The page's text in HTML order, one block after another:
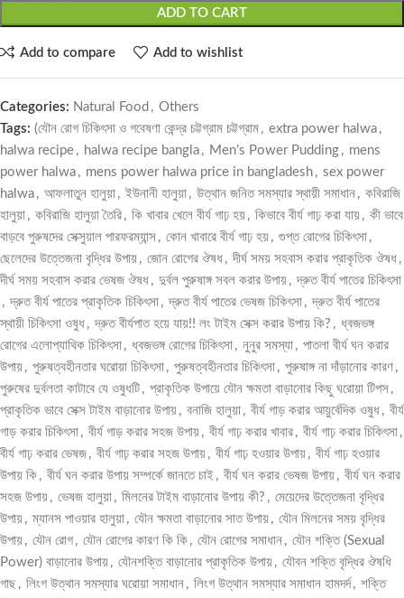
ADD TO CART
Add to compare Add to wishlist
Categories: Natural Food , Others
Tags: (যৌন রোগ চিকিৎসা ও গবেষণা কেন্দ্র চট্টগ্রাম চট্টগ্রাম , extra power halwa ,
halwa recipe , halwa recipe bangla , Men’s Power Pudding , mens
power halwa , mens power halwa price in bangladesh , sex power
halwa , আফলাতুন হালুয়া , ইউনানী হালুয়া , উত্থান জনিত সমস্যার স্থায়ী সমাধান , কবিরাজি
হালুয়া , কবিরাজি হালুয়া তৈরি , কি খাবার খেলে বীর্য গাঢ় হয় , কিভাবে বীর্য গাঢ় করা যায় , কী ভাবে
বাড়বে পুরুষদের সেক্সুয়াল পারফরম্যান্স , কোন খাবারে বীর্য গাঢ় হয় , গুপ্ত রোগের চিকিৎসা ,
ছেলেদের উত্তেজনা বৃদ্ধির উপায় , জোন রোগের ঔষধ , দীর্ঘ সময় সহবাস করার প্রাকৃতিক ঔষধ ,
দীর্ঘ সময় সহবাস করার ভেষজ ঔষধ , দুর্বল পুরুষাঙ্গ সবল করার উপায় , দ্রুত বীর্য পাতের চিকিৎসা
, দ্রুত বীর্য পাতের প্রাকৃতিক চিকিৎসা , দ্রুত বীর্য পাতের ভেষজ চিকিৎসা , দ্রুত বীর্য পাতের
স্থায়ী চিকিৎসা ওষুধ , দ্রুত বীর্যপাত হয়ে যায়!! লং টাইম সেক্স করার উপায় কি? , ধ্বজভঙ্গ
রোগের এলোপ্যাথিক চিকিৎসা , ধ্বজভঙ্গ রোগের চিকিৎসা , নুনুর সমস্যা , পাতলা বীর্য ঘন করার
উপায় , পুরুষত্বহীনতার ঘরোয়া চিকিৎসা , পুরুষত্বহীনতার চিকিৎসা , পুরুষাঙ্গ না দাঁড়ানোর কারণ ,
পুরুষের দুর্বলতা কাটাবে যে ওষুধটি , প্রাকৃতিক উপায়ে যৌন ক্ষমতা বাড়ানোর কিছু ঘরোয়া টিপস ,
প্রাকৃতিক ভাবে সেক্স টাইম বাড়ানোর উপায় , বনাজি হালুয়া , বীর্য গাড় করার আয়ুর্বেদিক ওষুধ , বীর্য
গাড় করার চিকিৎসা , বীর্য গাড় করার সহজ উপায় , বীর্য গাঢ় করার খাবার , বীর্য গাঢ় করার চিকিৎসা ,
বীর্য গাঢ় করার ভেষজ , বীর্য গাঢ় করার সহজ উপায় , বীর্য গাঢ় হওয়ার উপায় , বীর্য গাঢ় হওয়ার
উপায় কি , বীর্য ঘন করার উপায় সম্পর্কে জানতে চাই , বীর্য ঘন করার ভেষজ উপায় , বীর্য ঘন করার
সহজ উপায় , ভেষজ হালুয়া , মিলনের টাইম বাড়ানোর উপায় কী? , মেয়েদের উত্তেজনা বৃদ্ধির
উপায় , ম্যানস পাওয়ার হালুয়া , যৌন ক্ষমতা বাড়ানোর সাত উপায় , যৌন মিলনের সময় বৃদ্ধির
উপায় , যৌন রোগ , যৌন রোগের কারণ কি কি , যৌন রোগের সমাধান , যৌন শক্তি (Sexual
Power) বাড়ানোর উপায় , যৌনশক্তি বাড়ানোর প্রাকৃতিক উপায় , যৌবন শক্তি বৃদ্ধির ঔষধি
গাছ , লিংগ উত্থান সমস্যার ঘরোয়া সমাধান , লিংগ উত্থান সমস্যার সমাধান হামদর্দ , শক্তি